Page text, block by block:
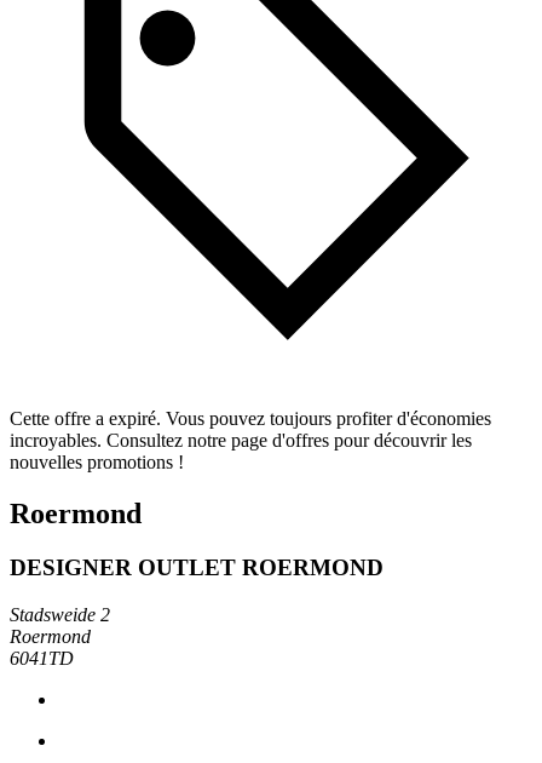
Cette offre a expiré. Vous pouvez toujours profiter d'économies
incroyables. Consultez notre page d'offres pour découvrir les
nouvelles promotions !
Roermond
DESIGNER OUTLET ROERMOND
Stadsweide 2
Roermond
6041TD